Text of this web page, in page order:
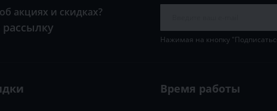
акциях и скидках?
Нажимая на кнопку
Время работы